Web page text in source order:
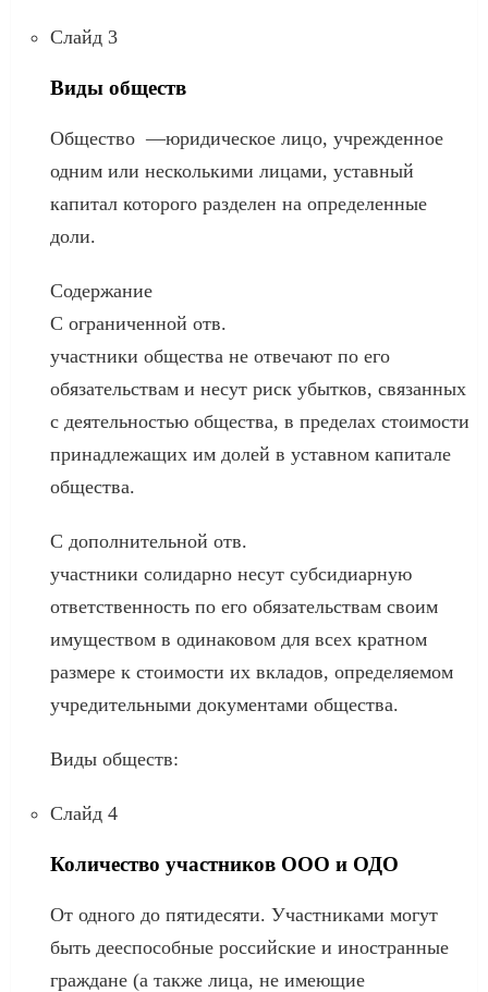
Слайд 3
Виды обществ
Общество —юридическое лицо, учрежденное
одним или несколькими лицами, уставный
капитал которого разделен на определенные
доли.
Содержание
С ограниченной отв.
участники общества не отвечают по его
обязательствам и несут риск убытков, связанных
с деятельностью общества, в пределах стоимости
принадлежащих им долей в уставном капитале
общества.
С дополнительной отв.
участники солидарно несут субсидиарную
ответственность по его обязательствам своим
имуществом в одинаковом для всех кратном
размере к стоимости их вкладов, определяемом
учредительными документами общества.
Виды обществ:
Слайд 4
Количество участников ООО и ОДО
От одного до пятидесяти. Участниками могут
быть дееспособные российские и иностранные
граждане (а также лица, не имеющие